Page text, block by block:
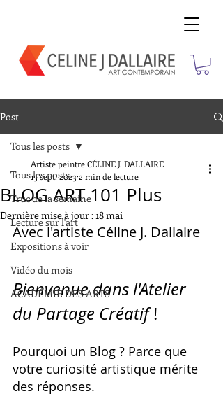
Post
Tous les posts
Truc de la semaine
Lecture sur l'art
Expositions à voir
Vidéo du mois
ACADÉMIE DES ARTS
Tous les posts
BLOG ART 101 Plus
Artiste peintre CÉLINE J. DALLAIRE
15 sept. 2023 2 min de lecture
Dernière mise à jour :18 mai
Avec l'artiste Céline J. Dallaire
Bienvenue dans l'Atelier
du Partage Créatif !
Pourquoi un Blog ? Parce que
votre curiosité artistique mérite
des réponses.